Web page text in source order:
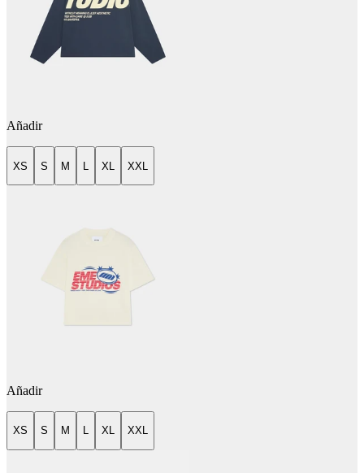
Añadir
XS S M L XL XXL
Añadir
XS S M L XL XXL